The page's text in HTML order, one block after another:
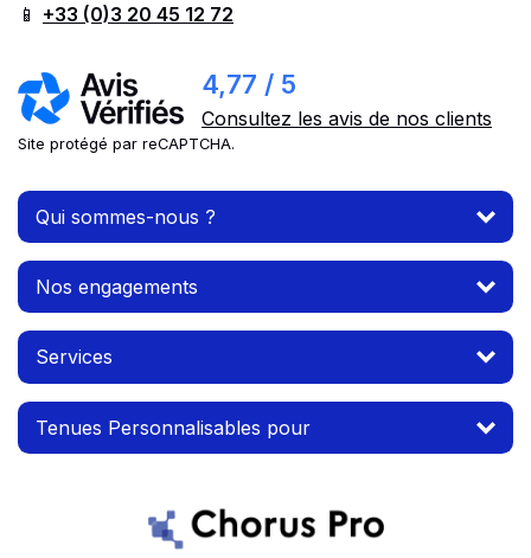
📱 +33 (0)3 20 45 12 72
4,77 / 5
Consultez les avis de nos clients
Site protégé par reCAPTCHA.
Qui sommes-nous ?
Nos engagements
Services
Tenues Personnalisables pour